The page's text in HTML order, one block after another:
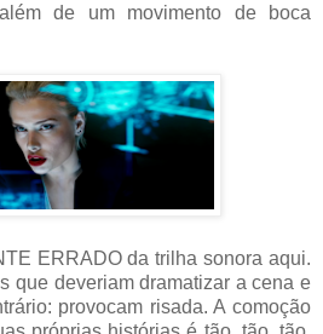
de um movimento de boca
ERRADO da trilha sonora aqui.
que deveriam dramatizar a cena e
provocam risada. A comoção